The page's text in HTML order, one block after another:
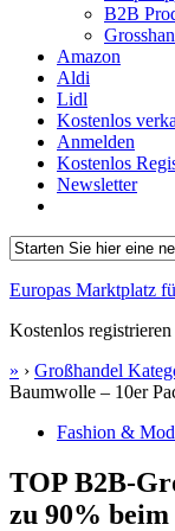
B2B
Amazon
Aldi
Lidl
Kostenlos
Anmelden
Kostenlos
Newsletter
Europas Marktplatz
Kostenlos
» › Großhandel
Baumwolle – 10er
Fashion &
TOP B2B-
zu 90%